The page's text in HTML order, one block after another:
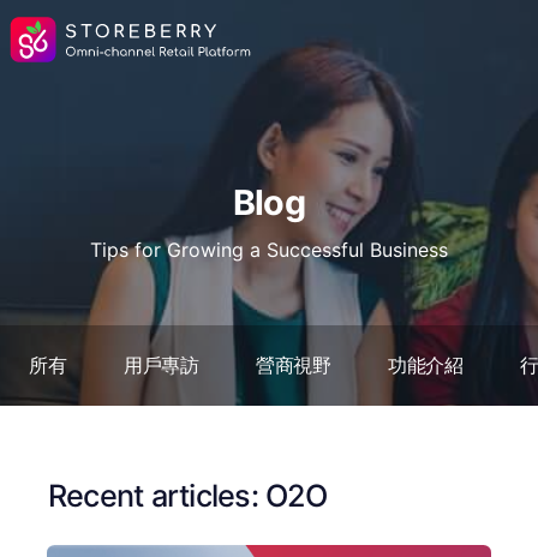
Blog
Tips for Growing a Successful Business
所有 用戶專訪 營商視野 功能介紹
Recent articles: O2O